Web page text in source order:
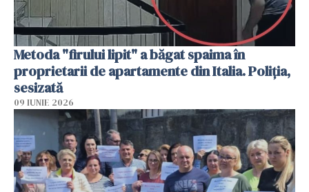
Metoda "firului lipit" a băgat spaima în
proprietarii de apartamente din Italia. Poliția,
sesizată
09 IUNIE 2026